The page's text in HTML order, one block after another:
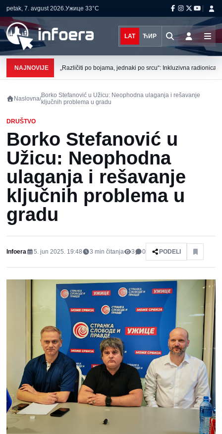
petak, 7. avgust 2026.Ужице 33°C
LAT ЋИР
NAJNOVIJE „Različiti po bojama, jednaki po srcu“: Inkluzivna radionica
Naslovna/Borko Stefanović u Užicu: Neophodna ulaganja i rešavanje
ključnih problema u gradu
DRUŠTVO
Borko Stefanović u
Užicu: Neophodna
ulaganja i rešavanje
ključnih problema u
gradu
Infoera 5. jun 2025. 19:48 3 min čitanja 3 0 PODELI